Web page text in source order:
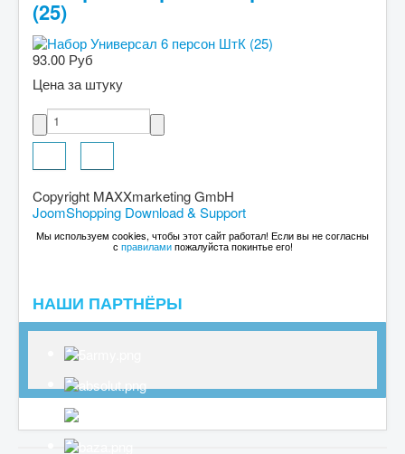
(25)
93.00 Руб
Цена за штуку
Copyright MAXXmarketing GmbH
JoomShopping Download & Support
Мы используем cookies, чтобы этот сайт работал! Если вы не согласны
с правиламипожалуйста покинтье его!
НАШИ ПАРТНЁРЫ